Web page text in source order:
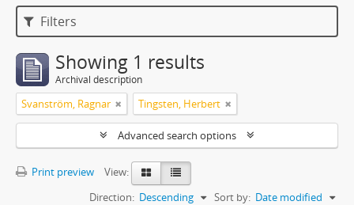
Filters
Showing 1 results
Archival description
Svanström, Ragnar Tingsten, Herbert
Advanced search options
Print preview
View:
Sort by: Date modified
Direction: Descending